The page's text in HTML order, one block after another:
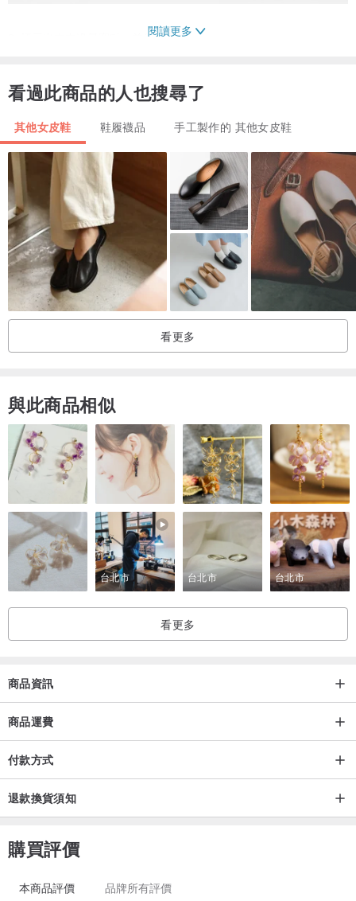
2. 標示出左右邊最寬點、前後最凸點。
3. 拿出尺量測腳長(CM)、腳寬(CM)。
尺寸對照表
運送說明
初次購買者請注意：
• Aesop shoes有七天鑑賞期，請於收到商品的七天內，確認您的商品
外觀、尺寸、顏色 ，超過七天則不接受退換貨。
使用痕跡 / 鞋底磨 損 / 鞋面污漬 / 有異味。
• 如果您對購買的尺寸有疑慮，請至【如何挑選尺寸】頁面參考，或
• 商品瑕疵
等情形，請將情形拍照，並聯絡客服人員，會儘快協助您處理相關問
題。
• 皮革紋路、木頭摻色
皮料與木頭為天然材質，難免有輕微紋路、牛隻蟲咬痕的情形，皆屬
自然現象；而木頭鞋跟如有藍色染痕，為木頭的化學變化，並不影響
木材結構，可放心穿著。
閱讀更多
看過此商品的人也搜尋了
其他女皮鞋 鞋履襪品 手工製作的 其他女皮鞋
看更多
與此商品相似
台北市 台北市 台北市
看更多
商品資訊
商品運費
付款方式
退款換貨須知
購買評價
本商品評價 品牌所有評價